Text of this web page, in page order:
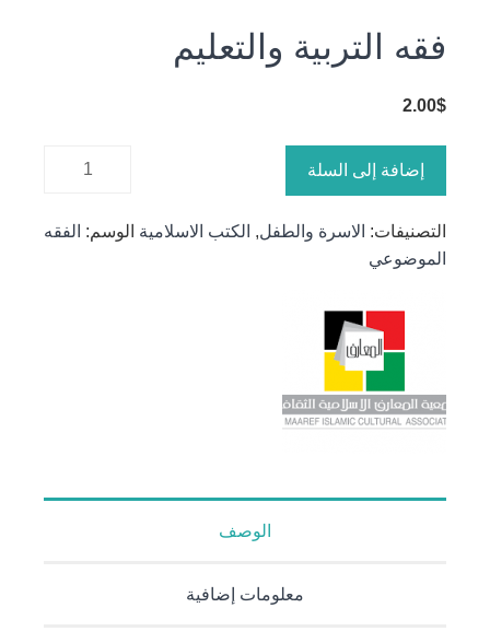
فقه التربية والتعليم
2.00$
كمية فقه
إضافة إلى السلة
التصنيفات: الاسرة والطفل, الكتب الاسلامية الوسم: الفقه
الموضوعي
الوصف
معلومات إضافية